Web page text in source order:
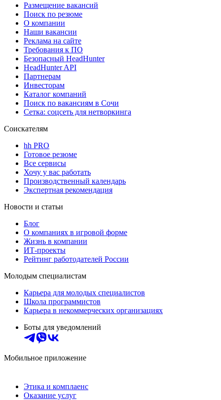
Размещение вакансий
Поиск по резюме
О компании
Наши вакансии
Реклама на сайте
Требования к ПО
Безопасный HeadHunter
HeadHunter API
Партнерам
Инвесторам
Каталог компаний
Поиск по вакансиям в Сочи
Сетка: соцсеть для нетворкинга
Соискателям
hh PRO
Готовое резюме
Все сервисы
Хочу у вас работать
Производственный календарь
Экспертная рекомендация
Новости и статьи
Блог
О компаниях в игровой форме
Жизнь в компании
ИТ-проекты
Рейтинг работодателей России
Молодым специалистам
Карьера для молодых специалистов
Школа программистов
Карьера в некоммерческих организациях
Боты для уведомлений
Мобильное приложение
Этика и комплаенс
Оказание услуг